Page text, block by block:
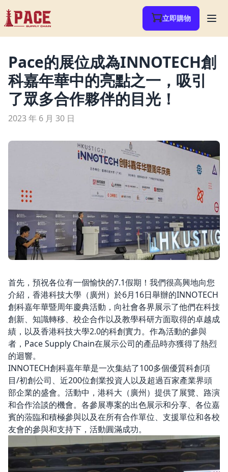
立即購物
Pace的展位成為INNOTECH創
科嘉年華中的亮點之一，吸引
了眾多合作夥伴的目光！
2023 年 6 月 30 日
首先，預祝各位有一個愉快的7.1假期！我們很高興地向您
介紹，香港科技大學（廣州）於6月16日舉辦的INNOTECH
創科嘉年華暨周年慶典活動，向社會各界展示了他們在科技
創新、知識轉移、校企合作以及教學科研方面取得的卓越成
績，以及香港科技大學2.0的科創實力。作為活動的參與
者，Pace Supply Chain在展示公司的產品時亦獲得了熱烈
的迴響。
INNOTECH創科嘉年華是一次集結了100多個優質科創項
目/初創公司、近200位創業投資人以及超過百家產業界頭
部企業的盛會。活動中，港科大（廣州）提供了展覽、路演
和合作洽談的機會。各參展專案的出色展示和分享、各位嘉
賓的蒞臨和積極參與以及在所有合作單位、支援單位和各校
友會的參與和支持下，活動圓滿成功。